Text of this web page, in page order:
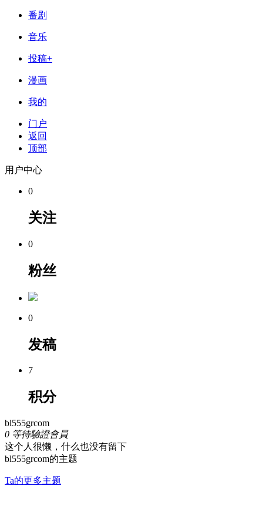
番剧
音乐
投稿+
漫画
我的
门户
返回
顶部
用户中心
0
关注
0
粉丝
0
发稿
7
积分
bl555grcom
0 等待驗證會員
这个人很懒，什么也没有留下
bl555grcom的主题
Ta的更多主题